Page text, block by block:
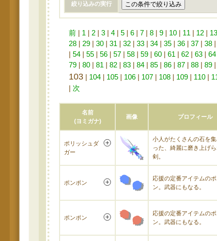
絞り込みの実行
前 1 2 3 4 5 6 7 8 9 10 11 12
13
28
29 30 31 32 33 34 35 36 37 38
54 55 56 57 58 59 60 61 62 63 64
79
80 81 82 83 84 85 86 87 88 89
103 104 105 106 107 108 109 110
次
名前
(ヨミガナ)
画像 プロフィール
ポリッシュダ
ガー
小人がたくさんの石を
った、綺麗に磨き上げ
剣。
ポンポン
応援の定番アイテムの
ン。武器にもなる。
ポンポン
応援の定番アイテムの
ン。武器にもなる。